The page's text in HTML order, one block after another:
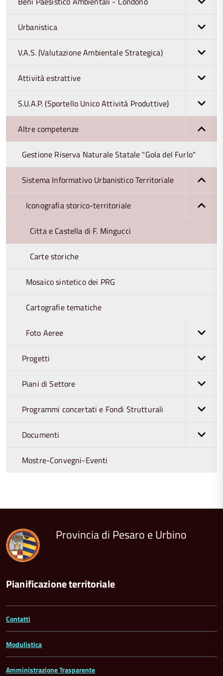
Urbanistica
V.A.S. (Valutazione Ambientale Strategica)
Attività estrattive
S.U.A.P. (Sportello Unico Attività Produttive)
Altre competenze
Gestione Riserva Naturale Statale "Gola del Furlo"
Sistema Informativo Urbanistico Territoriale
Iconografia storico-territoriale
Citta e Castella di F. Mingucci
Carte storiche
Mosaico sintetico dei PRG
Cartografie tematiche
Foto Aeree
Progetti
Piani di Settore
Programmi concertati e Fondi Strutturali
Documenti
Mostre-Convegni-Eventi
del
Provincia di Pesaro e Urbino
Pianificazione territoriale
Contatti
Modulistica
Amministrazione Trasparente